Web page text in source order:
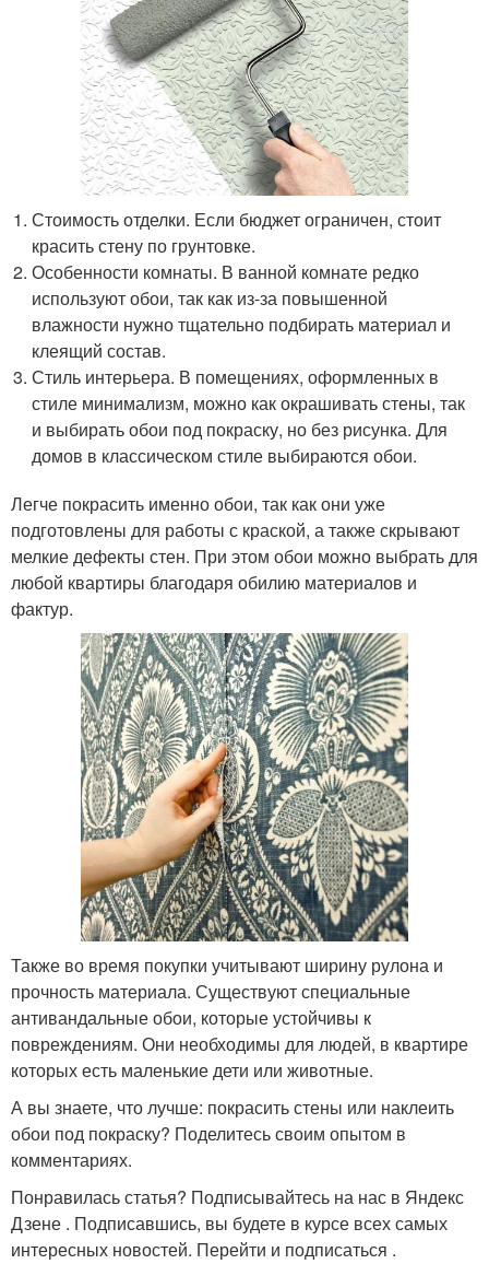
Стоимость отделки. Если бюджет ограничен, стоит
красить стену по грунтовке.
Особенности комнаты. В ванной комнате редко
используют обои, так как из-за повышенной
влажности нужно тщательно подбирать материал и
клеящий состав.
Стиль интерьера. В помещениях, оформленных в
стиле минимализм, можно как окрашивать стены, так
и выбирать обои под покраску, но без рисунка. Для
домов в классическом стиле выбираются обои.
Легче покрасить именно обои, так как они уже
подготовлены для работы с краской, а также скрывают
мелкие дефекты стен. При этом обои можно выбрать для
любой квартиры благодаря обилию материалов и
фактур.
Также во время покупки учитывают ширину рулона и
прочность материала. Существуют специальные
антивандальные обои, которые устойчивы к
повреждениям. Они необходимы для людей, в квартире
которых есть маленькие дети или животные.
А вы знаете, что лучше: покрасить стены или наклеить
обои под покраску? Поделитесь своим опытом в
комментариях.
Понравилась статья? Подписывайтесь на нас в Яндекс
Дзене . Подписавшись, вы будете в курсе всех самых
интересных новостей. Перейти и подписаться .